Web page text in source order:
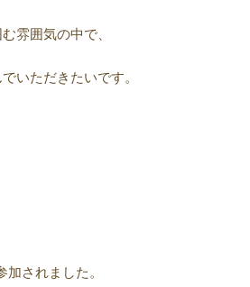
雰囲気の中で、
いただきたいです。
されました。